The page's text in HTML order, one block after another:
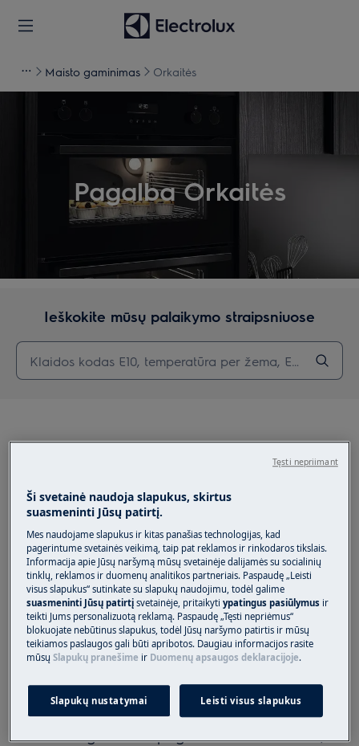
Maisto gaminimas Orkaitės
Pagalba Orkaitės
Ieškokite mūsų palaikymo straipsniuose
Rekomenduojami
straipsniai Orkaitės
Simboliai ir funkcijos ant jūsų Electrolux
orkaitės
Orkaitė rodo klaidos pranešimą F11 / F111 /
Išmokite gaminimo pagrindus
Ši svetainė naudoja slapukus, skirtus
suasmeninti Jūsų patirtį.
Mes naudojame slapukus ir kitas panašias technologijas, kad
pagerintume svetainės veikimą, taip pat reklamos ir rinkodaros tikslais.
Informacija apie Jūsų naršymą mūsų svetainėje dalijamės su socialinių
tinklų, reklamos ir duomenų analitikos partneriais. Paspaudę „Leisti
visus slapukus“ sutinkate su slapukų naudojimu, todėl galime
suasmeninti Jūsų patirtįsvetainėje, pritaikytiypatingus pasiūlymus ir
teikti Jums personalizuotą reklamą. Paspaudę „Tęsti nepriėmus“
blokuojate nebūtinus slapukus, todėl Jūsų naršymo patirtis ir mūsų
teikiamos paslaugos gali būti apribotos. Daugiau informacijos rasite
mūsųSlapukų pranešime ir Duomenų apsaugos deklaracijoje.
Slapukų nustatymai Leisti visus slapukus
Tęsti nepriimant